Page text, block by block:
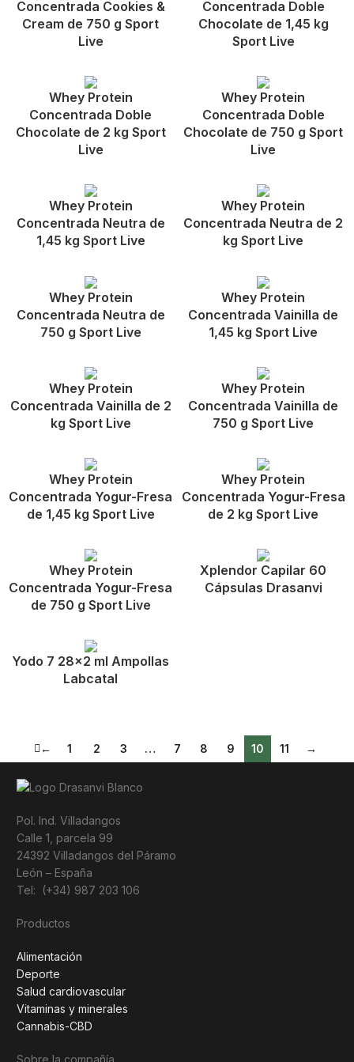
Concentrada Cookies &
Cream de 750 g Sport
Live
Concentrada Doble
Chocolate de 1,45 kg
Sport Live
Whey Protein
Concentrada Doble
Chocolate de 2 kg Sport
Live
Whey Protein
Concentrada Doble
Chocolate de 750 g Sport
Live
Whey Protein
Concentrada Neutra de
1,45 kg Sport Live
Whey Protein
Concentrada Neutra de 2
kg Sport Live
Whey Protein
Concentrada Neutra de
750 g Sport Live
Whey Protein
Concentrada Vainilla de
1,45 kg Sport Live
Whey Protein
Concentrada Vainilla de 2
kg Sport Live
Whey Protein
Concentrada Vainilla de
750 g Sport Live
Whey Protein
Concentrada Yogur-Fresa
de 1,45 kg Sport Live
Whey Protein
Concentrada Yogur-Fresa
de 2 kg Sport Live
Whey Protein
Concentrada Yogur-Fresa
de 750 g Sport Live
Xplendor Capilar 60
Cápsulas Drasanvi
Yodo 7 28×2 ml Ampollas
Labcatal
← 1 2 3 … 7 8 9 10 11 →
Pol. Ind. Villadangos
Calle 1, parcela 99
24392 Villadangos del Páramo
León – España
Tel: (+34) 987 203 106
Productos
Alimentación
Deporte
Salud cardiovascular
Vitaminas y minerales
Cannabis-CBD